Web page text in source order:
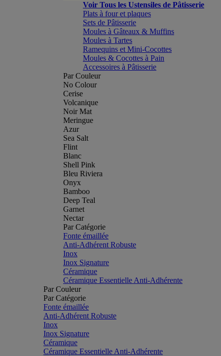
Voir Tous les Ustensiles de Pâtisserie
Plats à four et plaques
Sets de Pâtisserie
Moules à Gâteaux & Muffins
Moules à Tartes
Ramequins et Mini-Cocottes
Moules & Cocottes à Pain
Accessoires à Pâtisserie
Par Couleur
No Colour
Cerise
Volcanique
Noir Mat
Meringue
Azur
Sea Salt
Flint
Blanc
Shell Pink
Bleu Riviera
Onyx
Bamboo
Deep Teal
Garnet
Nectar
Par Catégorie
Fonte émaillée
Anti-Adhérent Robuste
Inox
Inox Signature
Céramique
Céramique Essentielle Anti-Adhérente
Par Couleur
Par Catégorie
Fonte émaillée
Anti-Adhérent Robuste
Inox
Inox Signature
Céramique
Céramique Essentielle Anti-Adhérente